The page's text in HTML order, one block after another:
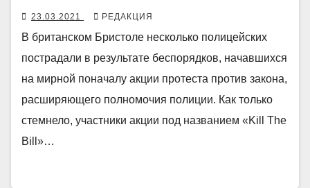
23.03.2021 РЕДАКЦИЯ
В британском Бристоле несколько полицейских
пострадали в результате беспорядков, начавшихся
на мирной поначалу акции протеста против закона,
расширяющего полномочия полиции. Как только
стемнело, участники акции под названием «Kill The
Bill»…